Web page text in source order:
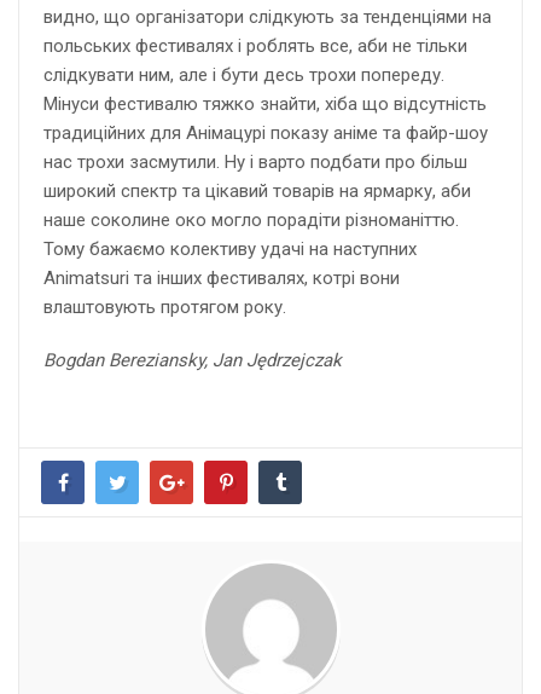
видно, що організатори слідкують за тенденціями на
польських фестивалях і роблять все, аби не тільки
слідкувати ним, але і бути десь трохи попереду.
Мінуси фестивалю тяжко знайти, хіба що відсутність
традиційних для Анімацурі показу аніме та файр-шоу
нас трохи засмутили. Ну і варто подбати про більш
широкий спектр та цікавий товарів на ярмарку, аби
наше соколине око могло порадіти різноманіттю.
Тому бажаємо колективу удачі на наступних
Animatsuri та інших фестивалях, котрі вони
влаштовують протягом року.
Bogdan Bereziansky, Jan Jędrzejczak